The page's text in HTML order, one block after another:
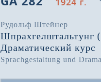
Рудольф Штейнер
Шпрахгелштальтунг
Драматический курс
Sprachgestaltung und